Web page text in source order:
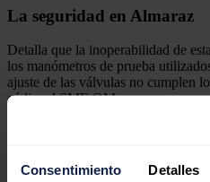
Consentimiento Detalles
La seguridad en Almaraz
Detalla que la inoperabilidad de
los manómetros de prueba
ajuste de las válvulas no cumplen
código ASME OM.